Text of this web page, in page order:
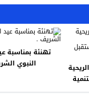
تهنئة بمناسبة
النبوي